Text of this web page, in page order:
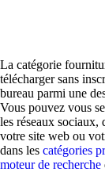
La catégorie
télécharger sans
bureau parmi une
Vous pouvez vous
les réseaux sociaux,
votre site web ou
dans les catégories
moteur de recherche